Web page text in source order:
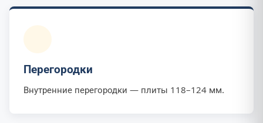
Перегородки
Внутренние перегородки — плиты 118–124 мм.